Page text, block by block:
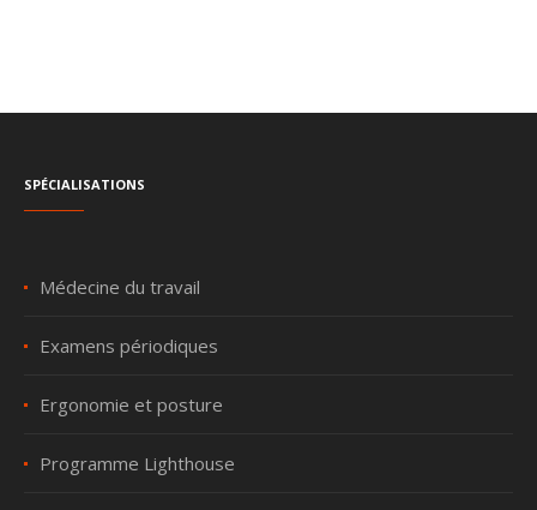
Spécialisations
Médecine du travail
Examens périodiques
Ergonomie et posture
Programme Lighthouse